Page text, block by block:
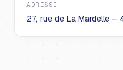
ADRESSE
27, rue de La Mardelle